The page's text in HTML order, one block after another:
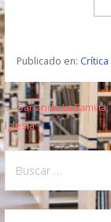
Publicado en:
N
a
v
e
← Sanando La Familia,
Iglesia
s